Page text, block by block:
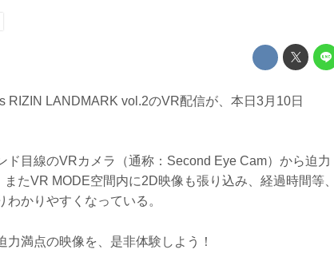
RIZIN LANDMARK vol.2のVR配信が、本日3月10日
ド目線のVRカメラ（通称：Second Eye Cam）から迫力
たVR MODE空間内に2D映像も張り込み、経過時間等、
かりやすくなっている。
満点の映像を、是非体験しよう！